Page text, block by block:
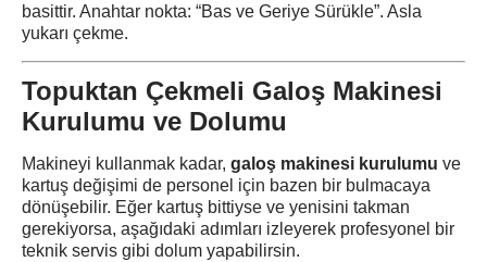
basittir. Anahtar nokta: “Bas ve Geriye Sürükle”. Asla
yukarı çekme.
Topuktan Çekmeli Galoş Makinesi
Kurulumu ve Dolumu
Makineyi kullanmak kadar, galoş makinesi kurulumu ve
kartuş değişimi de personel için bazen bir bulmacaya
dönüşebilir. Eğer kartuş bittiyse ve yenisini takman
gerekiyorsa, aşağıdaki adımları izleyerek profesyonel bir
teknik servis gibi dolum yapabilirsin.